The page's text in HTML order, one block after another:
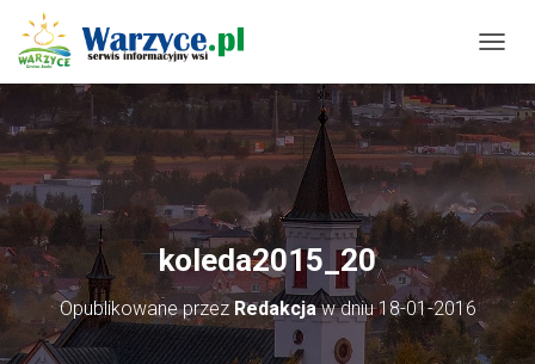
R
Z
E
Ł
Z
A
I
G
A
koleda2015_20
Opublikowane przezRedakcjaw dniu18-01-2016